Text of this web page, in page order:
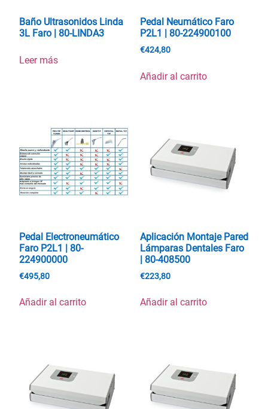
Baño Ultrasonidos Linda
3L Faro | 80-LINDA3
Leer más
Pedal Neumático Faro
P2L1 | 80-224900100
€424,80
Añadir al carrito
Pedal Electroneumático
Faro P2L1 | 80-
224900000
€495,80
Añadir al carrito
Aplicación Montaje Pared
Lámparas Dentales Faro
| 80-408500
€223,80
Añadir al carrito